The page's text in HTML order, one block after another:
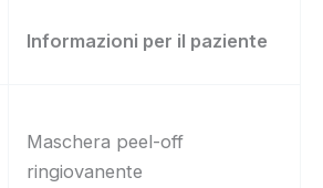
Informazioni per il paziente
Maschera peel-off
ringiovanente